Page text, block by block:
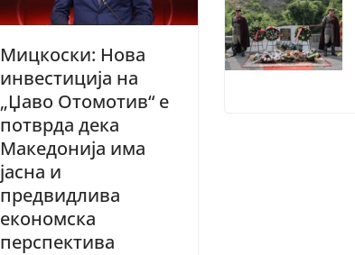
Мицкоски: Нова
инвестиција на
„Џаво Отомотив“ е
потврда дека
Македонија има
јасна и
предвидлива
економска
перспектива